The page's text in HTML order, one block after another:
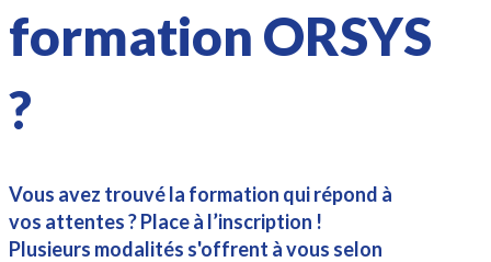
formation ORSYS
?
Vous avez trouvé la formation qui répond à
vos attentes ? Place à l’inscription !
Plusieurs modalités s'offrent à vous selon